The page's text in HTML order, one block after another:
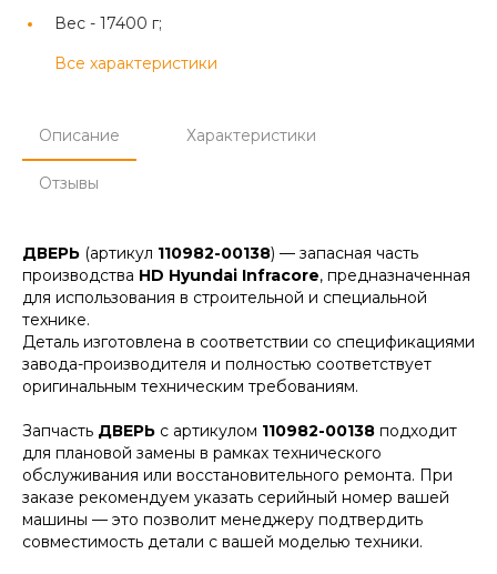
Вес - 17400 г;
Все характеристики
Описание Характеристики
Отзывы
ДВЕРЬ (артикул 110982-00138) — запасная часть
производства HD Hyundai Infracore, предназначенная
для использования в строительной и специальной
технике.
Деталь изготовлена в соответствии со спецификациями
завода-производителя и полностью соответствует
оригинальным техническим требованиям.
Запчасть ДВЕРЬ с артикулом 110982-00138 подходит
для плановой замены в рамках технического
обслуживания или восстановительного ремонта. При
заказе рекомендуем указать серийный номер вашей
машины — это позволит менеджеру подтвердить
совместимость детали с вашей моделью техники.